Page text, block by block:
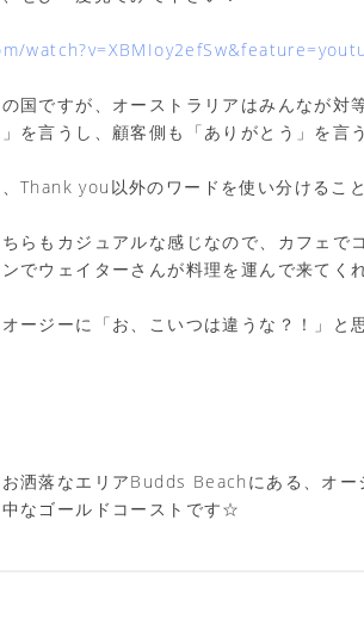
国ですが、オーストラリアはみんなが対等
を言うし、顧客側も「ありがとう」を言
Thank you以外のワードを使い分けるこ
らもカジュアルな感じなので、カフェで
でウェイターさんが料理を運んで来てく
ージーに「お、こいつは違うな？！」と
洒落なエリアBudds Beachにある、オ
なゴールドコーストです☆